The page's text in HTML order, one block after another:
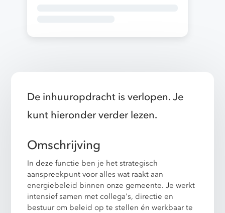
De inhuuropdracht is verlopen. Je
kunt hieronder verder lezen.
Omschrijving
In deze functie ben je het strategisch
aanspreekpunt voor alles wat raakt aan
energiebeleid binnen onze gemeente. Je werkt
intensief samen met collega's, directie en
bestuur om beleid op te stellen én werkbaar te